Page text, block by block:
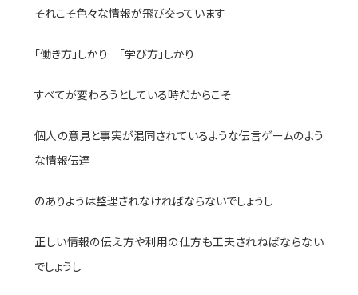
それこそ色々な情報が飛び交っています
「働き方」しかり 「学び方」しかり
すべてが変わろうとしている時だからこそ
個人の意見と事実が混同されているような伝言ゲームのよう
な情報伝達
のありようは整理されなければならないでしょうし
正しい情報の伝え方や利用の仕方も工夫されねばならない
でしょうし